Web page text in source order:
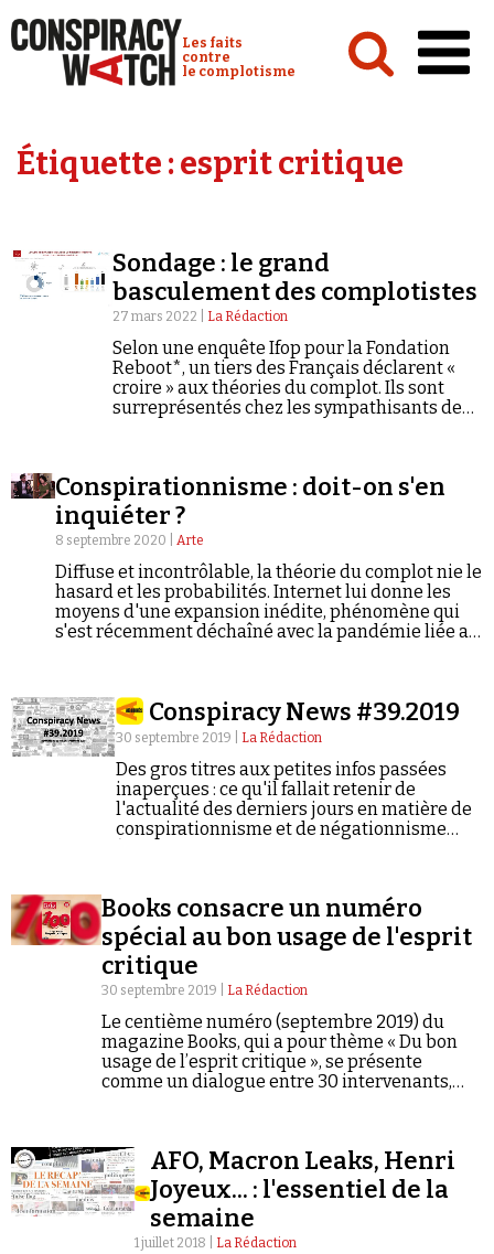
Conspiracy Watch :
Les faits
contre
le complotisme
Analyses
Vidéos
Émissions
Revues de presse
Newsletter
Demander à Vera
Se connecter
Étiquette :esprit critique
Sondage : le grand
basculement des complotistes
27 mars 2022 | La Rédaction
Selon une enquête Ifop pour la Fondation
Reboot*, un tiers des Français déclarent «
croire » aux théories du complot. Ils sont
surreprésentés chez les sympathisants de
Conspirationnisme : doit-on s'en
inquiéter ?
8 septembre 2020 | Arte
Diffuse et incontrôlable, la théorie du complot nie le
hasard et les probabilités. Internet lui donne les
moyens d'une expansion inédite, phénomène qui
s'est récemment déchaîné avec la pandémie liée au
intellectuelle et aux preuves scientifiques, le
complotisme crie à la manipulation, faisant le lit du
populisme, qui prospère sur le discrédit du débat
démocratique. Le complotisme, miroir du siècle ?
(Square Idée)
Conspiracy News #39.2019
30 septembre 2019 | La Rédaction
Des gros titres aux petites infos passées
inaperçues : ce qu'il fallait retenir de
l'actualité des derniers jours en matière de
conspirationnisme et de négationnisme
Books consacre un numéro
spécial au bon usage de l'esprit
critique
30 septembre 2019 | La Rédaction
Le centième numéro (septembre 2019) du
magazine Books, qui a pour thème « Du bon
usage de l’esprit critique », se présente
comme un dialogue entre 30 intervenants,
AFO, Macron Leaks, Henri
Joyeux... : l'essentiel de la
semaine
1 juillet 2018 | La Rédaction